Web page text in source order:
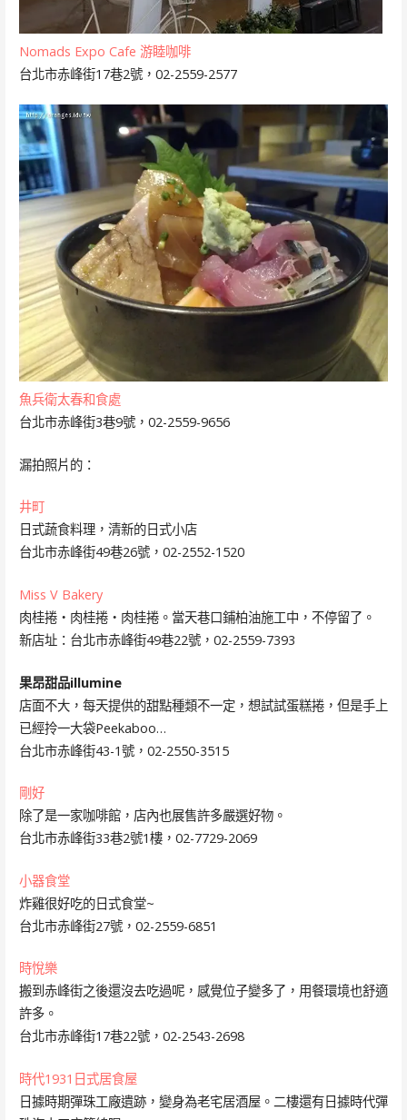
Nomads Expo Cafe 游睦咖啡
台北市赤峰街17巷2號，02-2559-2577
魚兵衛太春和食處
台北市赤峰街3巷9號，02-2559-9656
漏拍照片的：
井町
日式蔬食料理，清新的日式小店
台北市赤峰街49巷26號，02-2552-1520
Miss V Bakery
肉桂捲‧肉桂捲‧肉桂捲。當天巷口鋪柏油施工中，不停留了。
新店址：台北市赤峰街49巷22號，02-2559-7393
果昂甜品illumine
店面不大，每天提供的甜點種類不一定，想試試蛋糕捲，但是手上
已經拎一大袋Peekaboo…
台北市赤峰街43-1號，02-2550-3515
剛好
除了是一家咖啡館，店內也展售許多嚴選好物。
台北市赤峰街33巷2號1樓，02-7729-2069
小器食堂
炸雞很好吃的日式食堂~
台北市赤峰街27號，02-2559-6851
時悅樂
搬到赤峰街之後還沒去吃過呢，感覺位子變多了，用餐環境也舒適
許多。
台北市赤峰街17巷22號，02-2543-2698
時代1931日式居食屋
日據時期彈珠工廠遺跡，變身為老宅居酒屋。二樓還有日據時代彈